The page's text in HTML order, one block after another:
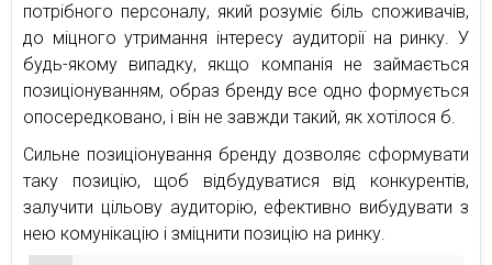
потрібного персоналу, який розуміє біль споживачів,
до міцного утримання інтересу аудиторії на ринку. У
будь-якому випадку, якщо компанія не займається
позиціонуванням, образ бренду все одно формується
опосередковано, і він не завжди такий, як хотілося б.
Сильне позиціонування бренду дозволяє сформувати
таку позицію, щоб відбудуватися від конкурентів,
залучити цільову аудиторію, ефективно вибудувати з
нею комунікацію і зміцнити позицію на ринку.